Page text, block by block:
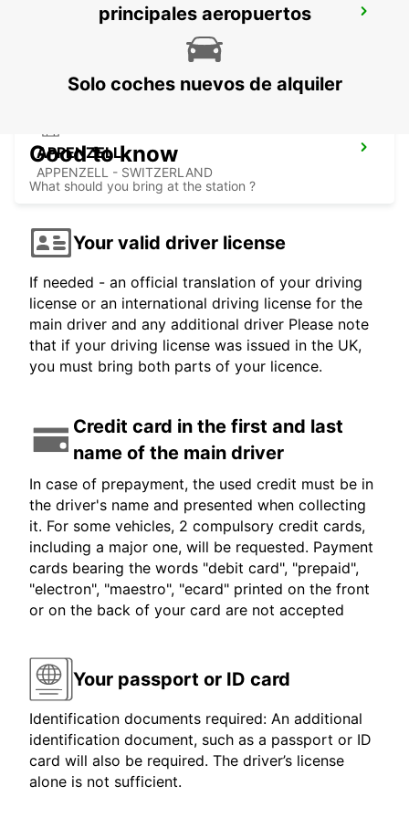
ST GALLEN VADIANSTRASSE
ST. GALLEN - SWITZERLAND
APPENZELL
APPENZELL - SWITZERLAND
principales aeropuertos
Solo coches nuevos de alquiler
Good to know
What should you bring at the station ?
Your valid driver license
If needed - an official translation of your driving
license or an international driving license for the
main driver and any additional driver Please note
that if your driving license was issued in the UK,
you must bring both parts of your licence.
Credit card in the first and last
name of the main driver
In case of prepayment, the used credit must be in
the driver's name and presented when collecting
it. For some vehicles, 2 compulsory credit cards,
including a major one, will be requested. Payment
cards bearing the words "debit card", "prepaid",
"electron", "maestro", "ecard" printed on the front
or on the back of your card are not accepted
Your passport or ID card
Identification documents required: An additional
identification document, such as a passport or ID
card will also be required. The driver’s license
alone is not sufficient.